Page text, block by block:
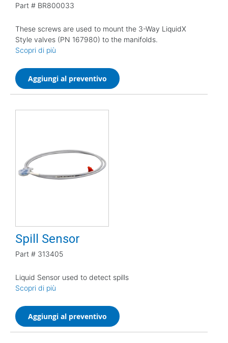
Part # BR800033
These screws are used to mount the 3-Way LiquidX
Style valves (PN 167980) to the manifolds.
Scopri di più
Aggiungi al preventivo
Spill Sensor
Part # 313405
Liquid Sensor used to detect spills
Scopri di più
Aggiungi al preventivo